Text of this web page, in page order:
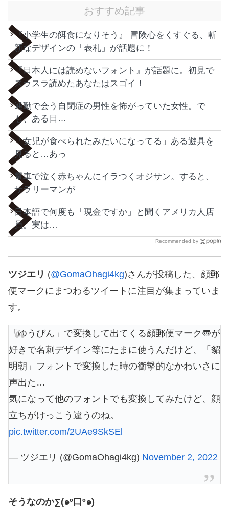
おすすめ記事
『小学生の餌食になりそう』 冒険心をくすぐる、斬
新なデザインの「表札」が話題に！
『日本人には読めないフォント』が話題に。初見で
スラスラ読めたあなたはスゴイ！
通勤で会う自閉症の男性を怖がっていた女性。で
も、ある日…
「女児が食べられたみたいになってる」ある遊具を
見ると…あっ
電車で泣く赤ちゃんにイラつくオジサン。すると、
サラリーマンが
日本語で何度も「現金ですか」と聞くアメリカ人店
員。実は…
Recommended by
ツジエリ (@GomaOhagi4kg)さんが投稿した、顔郵
便マークにまつわるツイートに注目が集まっていま
す。
「ゆうびん」で変換して出てくる顔郵便マーク〠が
好きで名刺デザイン等にたまに使うんだけど、「貂
明朝」フォントで変換した時の衝撃的なかわいさに
声出た…
気になって他のフォントでも変換してみたけど、顔
立ちがけっこう違うのね。
pic.twitter.com/2UAe9SkSEl
— ツジエリ (@GomaOhagi4kg) November 2, 2022
そうなのか∑(๑º口º๑)